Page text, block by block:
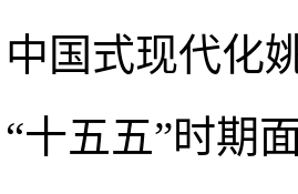
国式现代化
十五五”时期